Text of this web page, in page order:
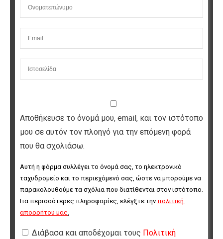
Αποθήκευσε το όνομά μου, email, και τον ιστότοπο
μου σε αυτόν τον πλοηγό για την επόμενη φορά
που θα σχολιάσω.
Αυτή η φόρμα συλλέγει το όνομά σας, το ηλεκτρονικό
ταχυδρομείο και το περιεχόμενό σας, ώστε να μπορούμε να
παρακολουθούμε τα σχόλια που διατίθενται στον ιστότοπο.
Για περισσότερες πληροφορίες, ελέγξτε την πολιτική
απορρήτου μας.
Διάβασα και αποδέχομαι τους Πολιτική